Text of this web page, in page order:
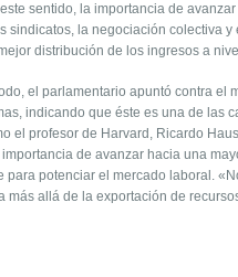
sentido, la importancia de
sindicatos, la negociación colectiva
distribución de los ingresos a
el parlamentario apuntó contra
indicando que éste es una de las
el profesor de Harvard, Ricardo
de avanzar hacia una
para potenciar el mercado laboral.
más allá de la exportación de